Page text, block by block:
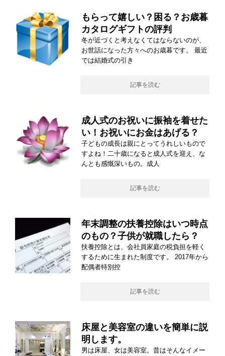
もらって嬉しい？困る？お歳暮
カタログギフトの評判
冬が近づくと考えなくてはならないのが、
お世話になった方々へのお歳暮です。 最近
では結婚式の引き
記事を読む
成人式のお祝いに振袖を着せた
い！お祝いにお金はあげる？
子どもの成長は親にとってうれしいもので
すよね！二十歳になると成人式を迎え、な
んとも感慨深いもの。成人
記事を読む
年末調整の扶養控除はいつ時点
のもの？子供が就職したら？
扶養控除とは、会社員家庭の税負担を軽く
するために生まれた制度です。 2017年から
配偶者特別控
記事を読む
床屋と美容室の違いを簡単に説
明します。
男は床屋、女は美容室。昔はそんなイメー